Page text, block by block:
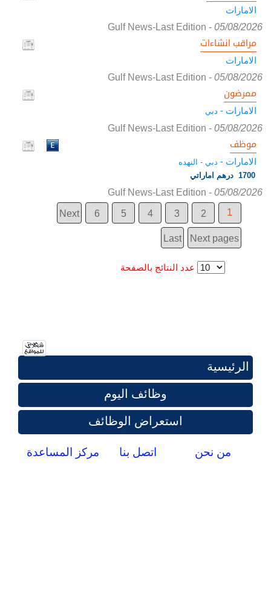
الامارات
Gulf News-Last Edition - 05/08/2026
مراقب انشاءات
الامارات
Gulf News-Last Edition - 05/08/2026
ممرضون
الامارات - دبي
Gulf News-Last Edition - 05/08/2026
موظف
الامارات - دبي - النهده
1700 درهم اماراتي
Gulf News-Last Edition - 05/08/2026
1
2
3
4
5
6
Next
Next pages
Last
عدد النتائج بالصفحة
الرئيسية
وظائف اليوم
استعراض الوظائف
من نحن اتصل بنا مركز المساعدة